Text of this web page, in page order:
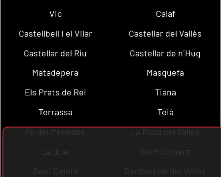
Vic
Calaf
Castellbell i el Vilar
Castellar del Vallès
Castellar del Riu
Castellar de n´Hug
Matadepera
Masquefa
Els Prats de Rei
Tiana
Terrassa
Teià
Fe del Penedès
La Roca del Vallès
La Quar
Sant Climent
Sant Celoni
Cerdanyola del Vallès